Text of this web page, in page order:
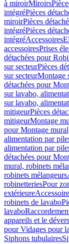
à miroirMiroirs
intégréPièces
miroirPièces
intégréPièces
intégréAccessoires
accessoiresPrises
détachées pour
sur secteurPièces
sur secteurMontage
détachées pour
sur lavabo,
sur lavabo,
mitigeurPièces
mitigeurMontage
pour Montage
alimentation par
alimentation par
détachées pour
mural, robinets
robinets mélangeurs
robinetteriesPour
extérieure
robinets de lavabo
lavabo
appareils et le
pour Vidages pour
Siphons tubulaires